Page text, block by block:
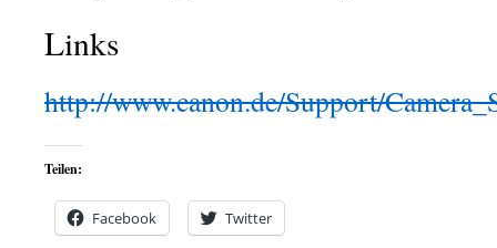
Links
http://www.canon.de/Support/
Teilen:
Facebook Twitter